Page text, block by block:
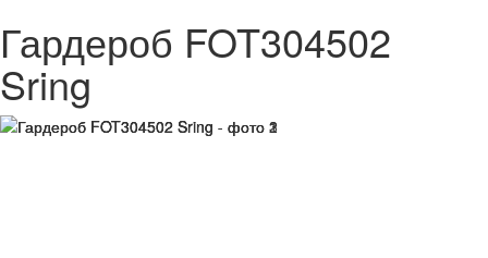
Гардероб FOT304502
Sring